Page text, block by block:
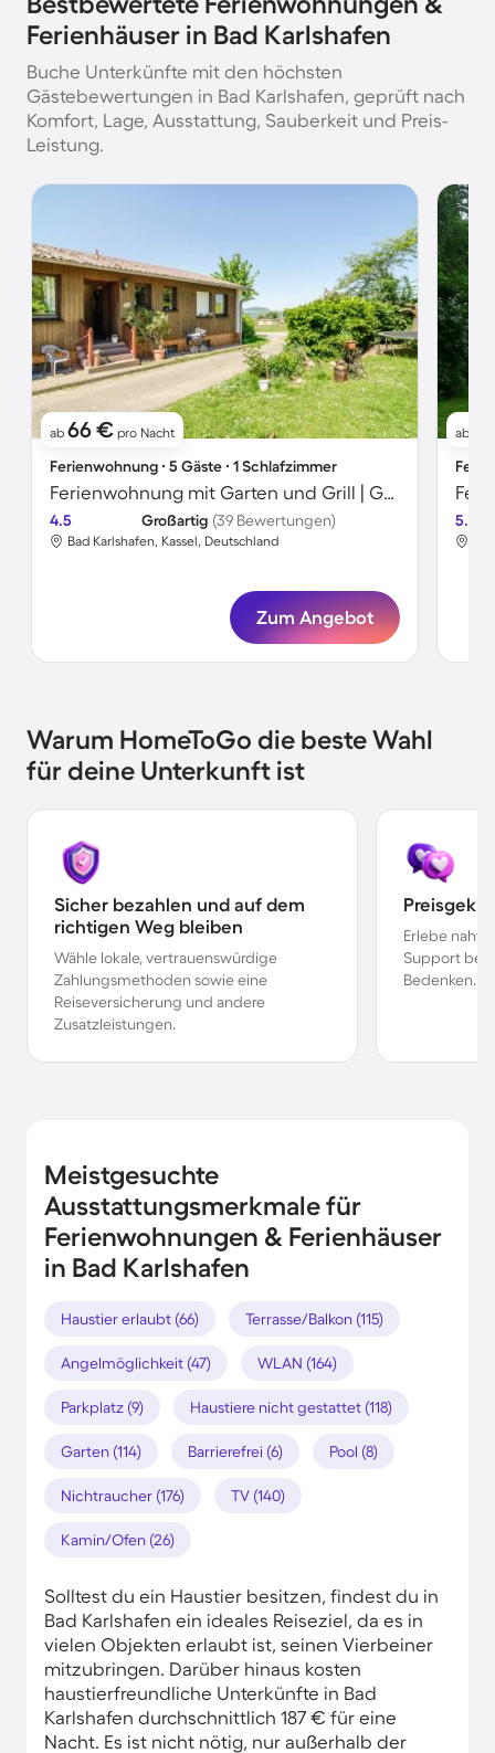
Ferienhäuser in Bad Karlshafen
Buche Unterkünfte mit den höchsten
Gästebewertungen in Bad Karlshafen, geprüft nach
Komfort, Lage, Ausstattung, Sauberkeit und Preis-
Leistung.
ab 66 € pro Nacht
Ferienwohnung ∙ 5 Gäste ∙ 1 Schlafzimmer
Ferienwohnung mit Garten und Grill | Gartenblick
4.5 Großartig (39 Bewertungen)
Bad Karlshafen, Kassel, Deutschland
Zum Angebot
ab
5.0
Warum HomeToGo die beste Wahl
für deine Unterkunft ist
Sicher bezahlen und auf dem
richtigen Weg bleiben
Wähle lokale, vertrauenswürdige
Zahlungsmethoden sowie eine
Reiseversicherung und andere
Zusatzleistungen.
Erlebe
Support bei
Bedenken.
Meistgesuchte
Ausstattungsmerkmale für
Ferienwohnungen & Ferienhäuser
in Bad Karlshafen
Haustier erlaubt (66) Terrasse/Balkon (115)
Angelmöglichkeit (47) WLAN (164)
Parkplatz (9) Haustiere nicht gestattet (118)
Garten (114) Barrierefrei (6) Pool (8)
Nichtraucher (176) TV (140)
Kamin/Ofen (26)
Solltest du ein Haustier besitzen, findest du in
Bad Karlshafen ein ideales Reiseziel, da es in
vielen Objekten erlaubt ist, seinen Vierbeiner
mitzubringen. Darüber hinaus kosten
haustierfreundliche Unterkünfte in Bad
Karlshafen durchschnittlich 187 € für eine
Nacht. Es ist nicht nötig, nur außerhalb der